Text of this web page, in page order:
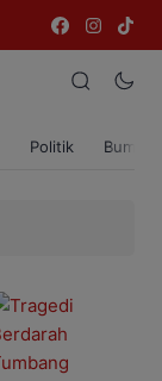
Politik Bumi